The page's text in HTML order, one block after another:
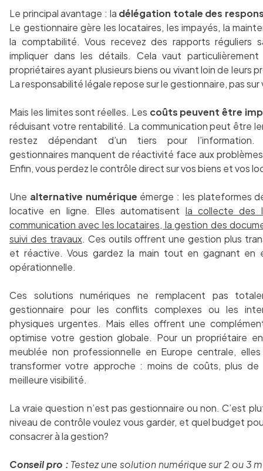
Le principal avantage : la délégation totale des
Le gestionnaire gère les locataires, les impayés, la
la comptabilité. Vous recevez des rapports réguliers
impliquer dans les détails. Cela vaut
propriétaires ayant plusieurs biens ou vivant loin de leurs
La responsabilité légale repose sur le gestionnaire, pas sur
Mais les limites sont réelles. Les coûts peuvent être
réduisant votre rentabilité. La communication peut être
restez dépendant d’un tiers pour l’information.
gestionnaires manquent de réactivité face aux
Enfin, vous perdez le contrôle direct sur vos biens et vos
Une alternative numérique émerge : les plateformes
locative en ligne. Elles automatisent la collecte des
communication avec les locataires, la gestion des
suivi des travaux. Ces outils offrent une gestion plus
et réactive. Vous gardez la main tout en gagnant en
opérationnelle.
Ces solutions numériques ne remplacent pas
gestionnaire pour les conflits complexes ou les
physiques urgentes. Mais elles offrent une
optimise votre gestion globale. Pour un propriétaire
meublée non professionnelle en Europe centrale,
transformer votre approche : moins de coûts, plus de
meilleure visibilité.
La vraie question n’est pas gestionnaire ou non. C’est
niveau de contrôle voulez vous garder, et quel budget
consacrer à la gestion?
Conseil pro : Testez une solution numérique sur 2 ou 3